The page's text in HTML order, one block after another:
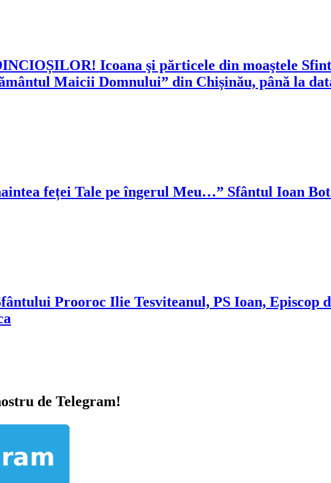
Icoana şi părticele din moaştele
Maicii Domnului” din Chișinău, până la
feței Tale pe îngerul Meu…” Sfântul Ioan
Prooroc Ilie Tesviteanul, PS Ioan, Episcop
de Telegram!